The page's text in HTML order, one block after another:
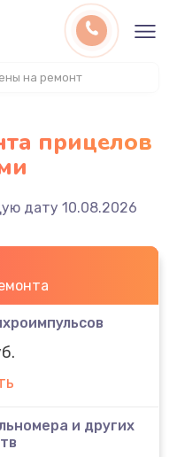
на ремонт
прицелов
дату 10.08.2026
и других